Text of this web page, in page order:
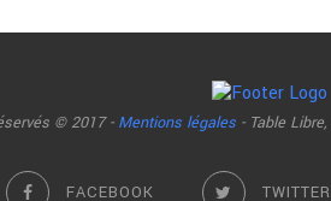
© 2017 - Mentions légales - Table
FACEBOOK TWITTER